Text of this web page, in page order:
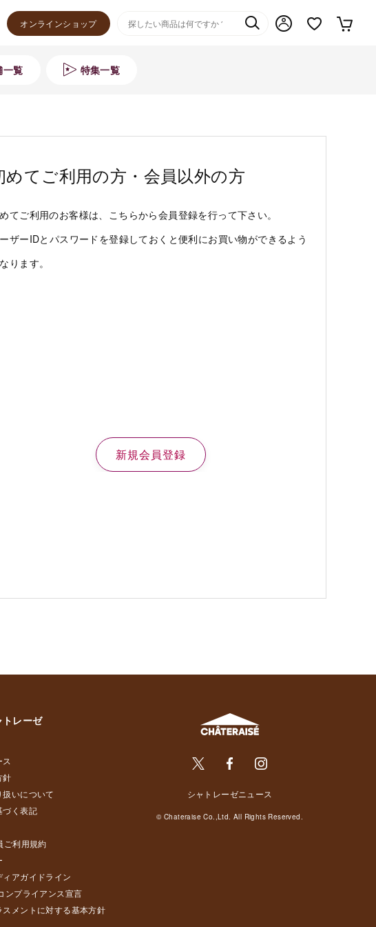
オンラインショップ
一覧 特集一覧
めてご利用の方・会員以外の方
てご利用のお客様は、こちらから会員登録を行って下さい。
ザーIDとパスワードを登録しておくと便利にお買い物ができるよう
ります。
レーゼ
針
いについて
づく表記
ご利用規約
アガイドライン
ンプライアンス宣言
スメントに対する基本方針
シャトレーゼニュース
© Chateraise Co.,Ltd. All Rights Reserved.